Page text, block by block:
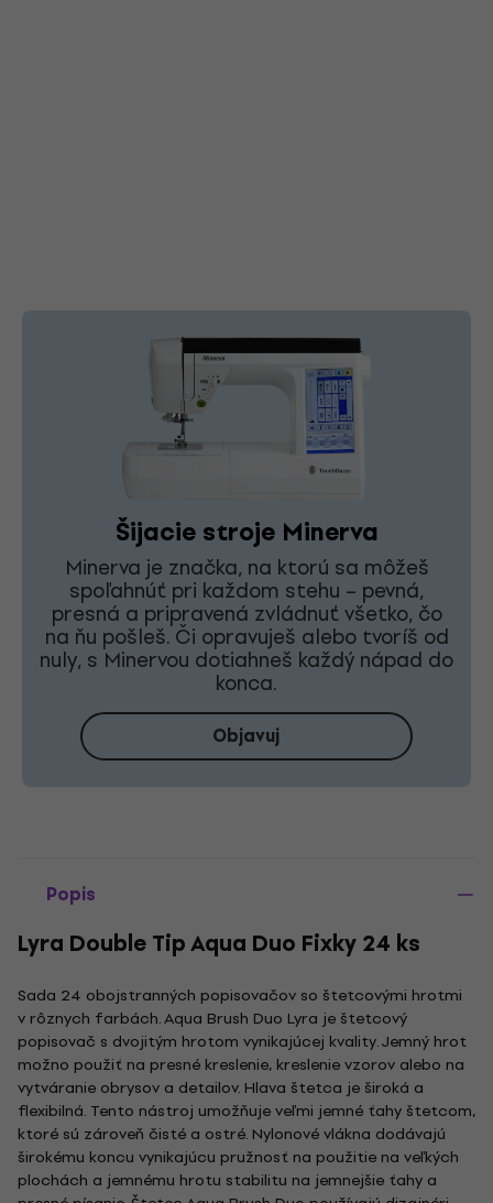
Šijacie stroje Minerva
Minerva je značka, na ktorú sa môžeš
spoľahnúť pri každom stehu – pevná,
presná a pripravená zvládnuť všetko, čo
na ňu pošleš. Či opravuješ alebo tvoríš od
nuly, s Minervou dotiahneš každý nápad do
konca.
Objavuj
Popis
Lyra Double Tip Aqua Duo Fixky 24 ks
Sada 24 obojstranných popisovačov so štetcovými hrotmi
v rôznych farbách. Aqua Brush Duo Lyra je štetcový
popisovač s dvojitým hrotom vynikajúcej kvality. Jemný hrot
možno použiť na presné kreslenie, kreslenie vzorov alebo na
vytváranie obrysov a detailov. Hlava štetca je široká a
flexibilná. Tento nástroj umožňuje veľmi jemné ťahy štetcom,
ktoré sú zároveň čisté a ostré. Nylonové vlákna dodávajú
širokému koncu vynikajúcu pružnosť na použitie na veľkých
plochách a jemnému hrotu stabilitu na jemnejšie ťahy a